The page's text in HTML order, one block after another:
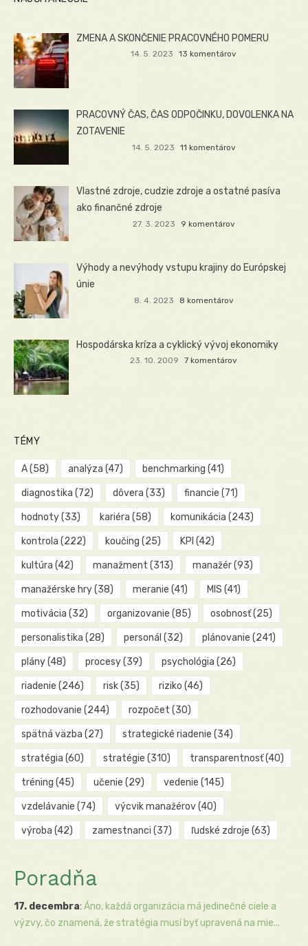
ZMENA A SKONČENIE PRACOVNÉHO POMERU
14. 5. 2023 13 komentárov
PRACOVNÝ ČAS, ČAS ODPOČINKU, DOVOLENKA NA
ZOTAVENIE
14. 5. 2023 11 komentárov
Vlastné zdroje, cudzie zdroje a ostatné pasíva
ako finančné zdroje
27. 3. 2023 9 komentárov
Výhody a nevýhody vstupu krajiny do Európskej
únie
8. 4. 2023 8 komentárov
Hospodárska kríza a cyklický vývoj ekonomiky
23. 10. 2009 7 komentárov
TÉMY
A(58) analýza (47) benchmarking (41)
diagnostika (72) dôvera (33) financie (71)
hodnoty(33) kariéra (58) komunikácia (243)
kontrola (222) koučing (25) KPI (42)
kultúra (42) manažment (313) manažér(93)
manažérske hry(38) meranie (41) MIS (41)
motivácia (32) organizovanie (85) osobnosť(25)
personalistika (28) personál (32) plánovanie (241)
plány(48) procesy(39) psychológia (26)
riadenie (246) risk(35) riziko (46)
rozhodovanie (244) rozpočet (30)
spätná väzba (27) strategické riadenie (34)
stratégia (60) stratégie (310) transparentnosť(40)
tréning (45) učenie (29) vedenie (145)
vzdelávanie (74) výcvik manažérov(40)
výroba (42) zamestnanci (37) ľudské zdroje (63)
Poradňa
17. decembra: Áno, každá organizácia má jedinečné ciele a
výzvy, čo znamená, že stratégia musí byť upravená na mie...